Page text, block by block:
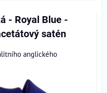
- Royal Blue -
satén
anglického